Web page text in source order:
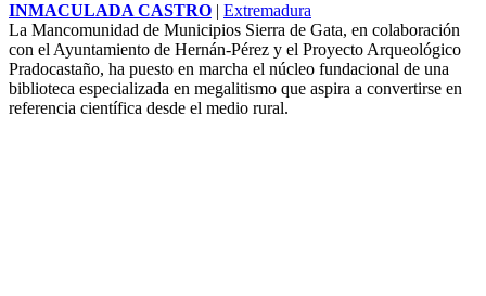
INMACULADA CASTRO
Extremadura
La Mancomunidad de Municipios Sierra de Gata, en colaboración
con el Ayuntamiento de Hernán-Pérez y el Proyecto Arqueológico
Pradocastaño, ha puesto en marcha el núcleo fundacional de una
biblioteca especializada en megalitismo que aspira a convertirse en
referencia científica desde el medio rural.